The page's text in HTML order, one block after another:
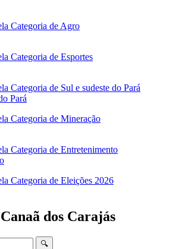
Pará
Canaã dos Carajás
🔍